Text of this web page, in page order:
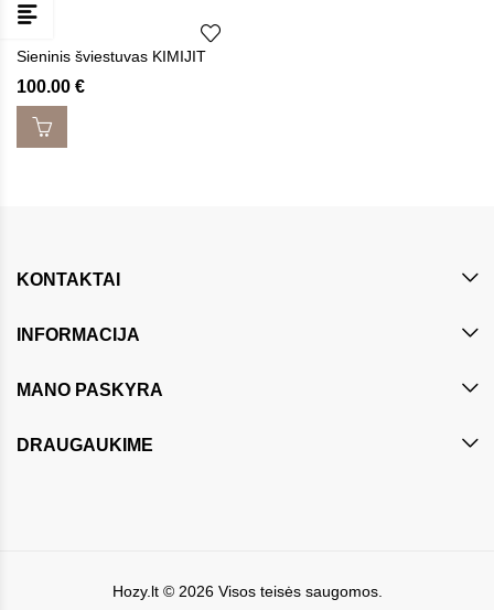
Sieninis šviestuvas KIMIJIT
100.00 €
KONTAKTAI
INFORMACIJA
MANO PASKYRA
DRAUGAUKIME
Hozy.lt© 2026 Visos teisės saugomos.